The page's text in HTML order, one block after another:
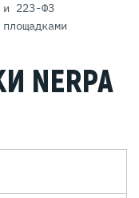
и 223-ФЗ
NERPA